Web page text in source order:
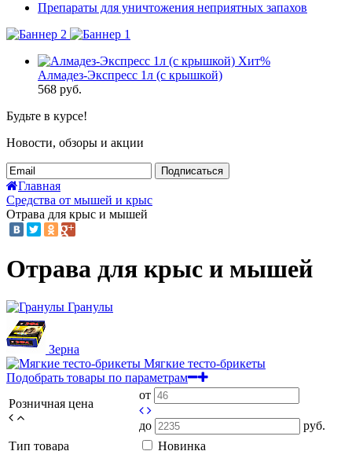
Препараты для уничтожения неприятных запахов
Хит%
Алмадез-Экспресс 1л (с крышкой)
568 руб.
Будьте в курсе!
Новости, обзоры и акции
Подписаться
Главная
Средства от мышей и крыс
Отрава для крыс и мышей
Отрава для крыс и мышей
Гранулы
Зерна
Мягкие тесто-брикеты
Подобрать товары по параметрам
Розничная цена
от
до
руб.
Тип товара
Новинка